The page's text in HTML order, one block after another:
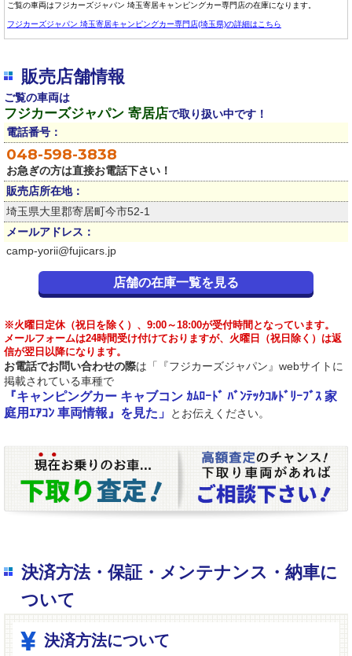
ご覧の車両はフジカーズジャパン 埼玉寄居キャンピングカー専門店の在庫になります。
フジカーズジャパン 埼玉寄居キャンピングカー専門店(埼玉県)の詳細はこちら
販売店舗情報
ご覧の車両は
フジカーズジャパン 寄居店で取り扱い中です！
電話番号：
048-598-3838
お急ぎの方は直接お電話下さい！
販売店所在地：
埼玉県大里郡寄居町今市52-1
メールアドレス：
camp-yorii@fujicars.jp
店舗の在庫一覧を見る
※火曜日定休（祝日を除く）、9:00～18:00が受付時間となっています。
メールフォームは24時間受け付けておりますが、火曜日（祝日除く）は返
信が翌日以降になります。
お電話でお問い合わせの際は「『フジカーズジャパン』webサイトに
掲載されている車種で
『キャンピングカー キャブコン ｶﾑﾛｰﾄﾞ ﾊﾞﾝﾃｯｸｺﾙﾄﾞﾘｰﾌﾞｽ 家
庭用ｴｱｺﾝ 車両情報』を見た」
とお伝えください。
決済方法・保証・メンテナンス・納車に
ついて
決済方法について